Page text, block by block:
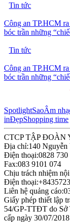
Tin tức
Công an TP.HCM ra
bóc trần những
Tin tức
Công an TP.HCM ra
bóc trần những
SpotlightSaoÂm
inĐẹpShopping time
CTCP TẬP ĐOÀN
Địa chỉ:140
Điện thoại:0828 730
Fax:083 9101 074
Chịu trách nhiệm
Điện thoại:
Liên hệ quảng cáo:
Giấy phép thiết lập
54/GP-TTĐT do Sở
cấp ngày 30/07/2018